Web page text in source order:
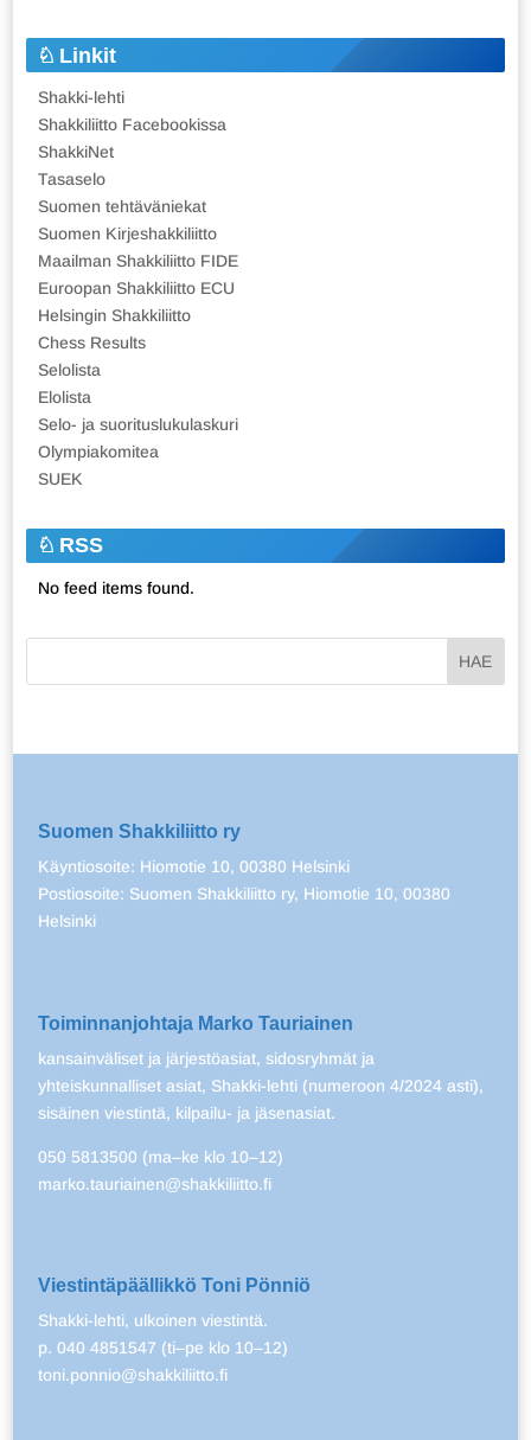
Linkit
Shakki-lehti
Shakkiliitto Facebookissa
ShakkiNet
Tasaselo
Suomen tehtäväniekat
Suomen Kirjeshakkiliitto
Maailman Shakkiliitto FIDE
Euroopan Shakkiliitto ECU
Helsingin Shakkiliitto
Chess Results
Selolista
Elolista
Selo- ja suorituslukulaskuri
Olympiakomitea
SUEK
RSS
No feed items found.
Suomen Shakkiliitto ry
Käyntiosoite: Hiomotie 10, 00380 Helsinki
Postiosoite: Suomen Shakkiliitto ry, Hiomotie 10, 00380
Helsinki
Toiminnanjohtaja Marko Tauriainen
kansainväliset ja järjestöasiat, sidosryhmät ja
yhteiskunnalliset asiat, Shakki-lehti (numeroon 4/2024 asti),
sisäinen viestintä, kilpailu- ja jäsenasiat.
050 5813500 (ma–ke klo 10–12)
marko.tauriainen@shakkiliitto.fi
Viestintäpäällikkö Toni Pönniö
Shakki-lehti, ulkoinen viestintä.
p. 040 4851547 (ti–pe klo 10–12)
toni.ponnio@shakkiliitto.fi